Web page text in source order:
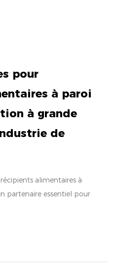
pour
à paroi
à grande
de
alimentaires à
partenaire essentiel pour